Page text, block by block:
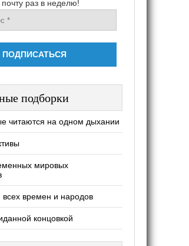
почту раз в неделю!
подборки
читаются на одном дыхании
мировых
всех времен и народов
концовкой